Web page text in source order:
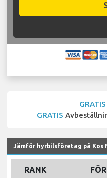
GRATIS
GRATIS
Jämför hyrbilsföretag på Kos
RANK